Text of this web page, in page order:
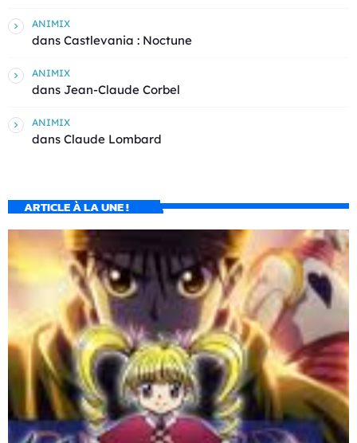
ANIMIX
dans Castlevania : Noctune
ANIMIX
dans Jean-Claude Corbel
ANIMIX
dans Claude Lombard
ARTICLE À LA UNE !